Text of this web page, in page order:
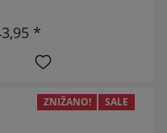
*
ZNIŽANO! SALE